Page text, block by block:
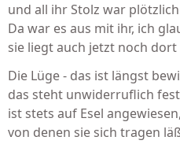
und all ihr Stolz war
Da war es aus mit ihr, ich
sie liegt auch jetzt noch dort
Die Lüge - das ist längst
das steht unwiderruflich
ist stets auf Esel angewiesen,
von denen sie sich tragen